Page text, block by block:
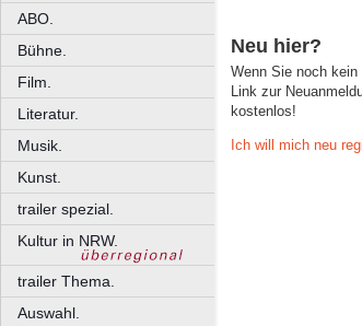
ABO.
Bühne.
Film.
Literatur.
Musik.
Kunst.
trailer spezial.
Kultur in NRW.
trailer Thema.
Auswahl.
Neu hier?
Wenn Sie noch
Link zur
kostenlos!
Ich will mich neu